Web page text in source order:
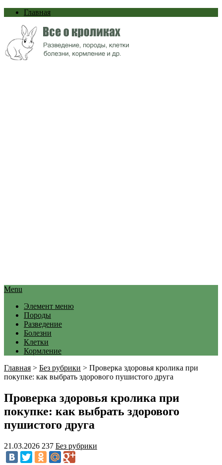
Главная
Menu
Элемент меню
Породы
Разведение
Болезни
Клетки
Кормление
Главная > Без рубрики > Проверка здоровья кролика при
покупке: как выбрать здорового пушистого друга
Проверка здоровья кролика при
покупке: как выбрать здорового
пушистого друга
21.03.2026 237 Без рубрики